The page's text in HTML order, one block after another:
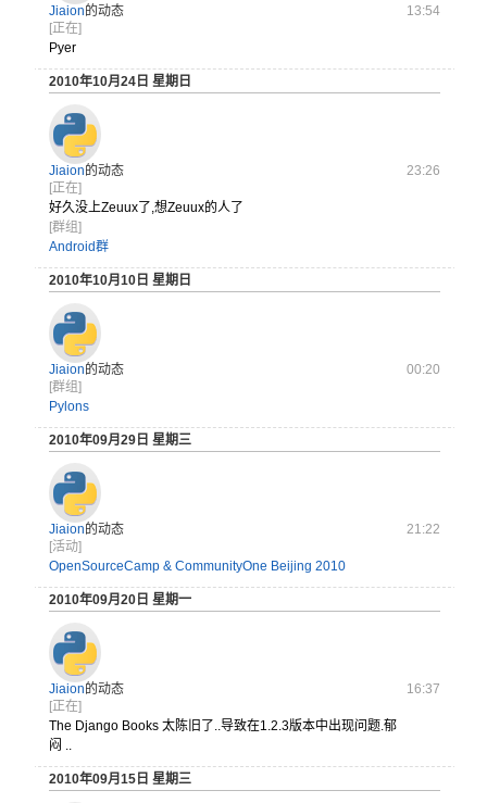
Jiaion的动态
13:54
[正在]
Pyer
2010年10月24日 星期日
Jiaion的动态
23:26
[正在]
好久没上Zeuux了 ,想Zeuux的人了
[群组]
Android群
2010年10月10日 星期日
Jiaion的动态
00:20
[群组]
Pylons
2010年09月29日 星期三
Jiaion的动态
21:22
[活动]
OpenSourceCamp & CommunityOne Beijing 2010
2010年09月20日 星期一
Jiaion的动态
16:37
[正在]
The Django Books 太陈旧了..导致在1.2.3版本中出现问 题.郁
闷 ..
2010年09月15日 星期三